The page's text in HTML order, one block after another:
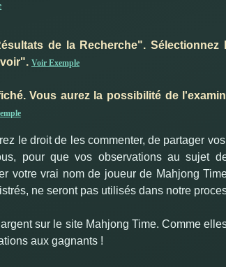
de la Recherche".
Voir Exemple
Vous aurez la possibilité de
le droit de les commenter, de partager
pour que vos observations au sujet
votre vrai nom de joueur de Mahjong
ne seront pas utilisés dans notre
sur le site Mahjong Time. Comme
aux gagnants !